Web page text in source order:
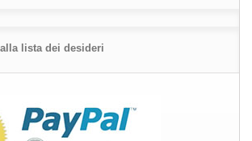
lista dei desideri